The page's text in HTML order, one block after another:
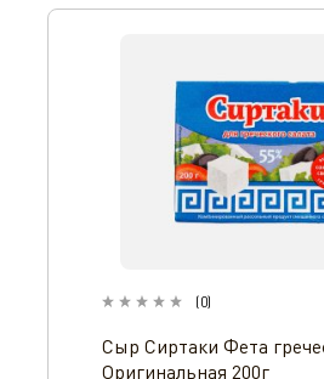
(0)
Сыр Сиртаки Фета
Оригинальная 200г